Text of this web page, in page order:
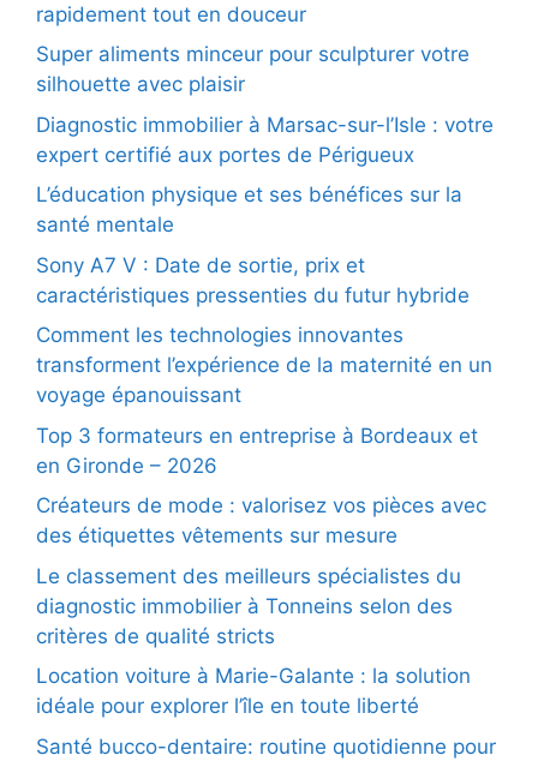
rapidement tout en douceur
Super aliments minceur pour sculpturer votre
silhouette avec plaisir
Diagnostic immobilier à Marsac-sur-l’Isle : votre
expert certifié aux portes de Périgueux
L’éducation physique et ses bénéfices sur la
santé mentale
Sony A7 V : Date de sortie, prix et
caractéristiques pressenties du futur hybride
Comment les technologies innovantes
transforment l’expérience de la maternité en un
voyage épanouissant
Top 3 formateurs en entreprise à Bordeaux et
en Gironde – 2026
Créateurs de mode : valorisez vos pièces avec
des étiquettes vêtements sur mesure
Le classement des meilleurs spécialistes du
diagnostic immobilier à Tonneins selon des
critères de qualité stricts
Location voiture à Marie-Galante : la solution
idéale pour explorer l’île en toute liberté
Santé bucco-dentaire: routine quotidienne pour